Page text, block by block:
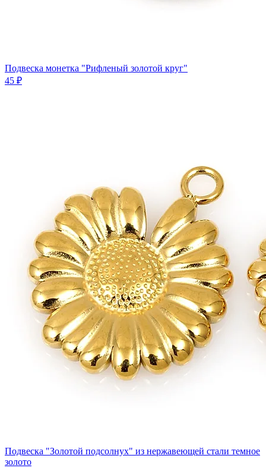
Подвеска монетка "Рифленый золотой круг"
45 ₽
Подвеска "Золотой подсолнух" из нержавеющей стали темное
золото